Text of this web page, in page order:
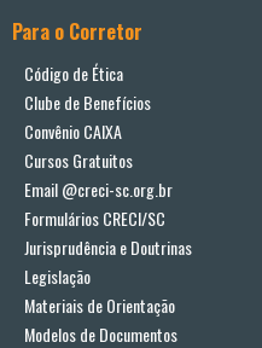
Para o Corretor
Código de Ética
Clube de Benefícios
Convênio CAIXA
Cursos Gratuitos
Email @creci-sc.org.br
Formulários CRECI/SC
Jurisprudência e Doutrinas
Legislação
Materiais de Orientação
Modelos de Documentos